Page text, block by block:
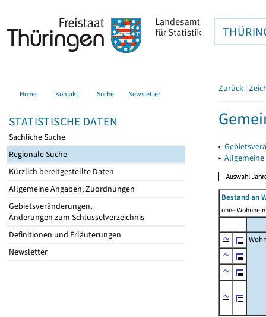
Home Kontakt Suche Newsletter
STATISTISCHE DATEN
Sachliche Suche
Regionale Suche
Kürzlich bereitgestellte Daten
Allgemeine Angaben, Zuordnungen
Gebietsveränderungen,
Änderungen zum Schlüsselverzeichnis
Definitionen und Erläuterungen
Newsletter
Zurück |
▸
▸
Bestand an
ohne